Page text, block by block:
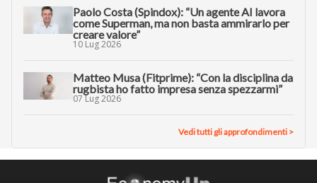
Paolo Costa (Spindox): “Un agente AI lavora
come Superman, ma non basta ammirarlo per
creare valore”
10 Lug 2026
Matteo Musa (Fitprime): “Con la disciplina da
rugbista ho fatto impresa senza spezzarmi”
07 Lug 2026
Vedi tutti gli approfondimenti >